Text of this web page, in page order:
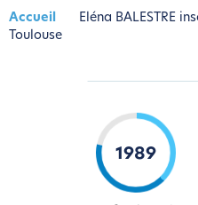
Accueil
Eléna BALESTRE
Toulouse
2018